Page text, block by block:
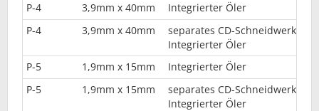
P-4
3,9mm x 40mm
Integrierter Öler
P-4
3,9mm x 40mm
separates CD-Schneidwerk
Integrierter Öler
P-5
1,9mm x 15mm
Integrierter Öler
P-5
1,9mm x 15mm
separates CD-Schneidwerk
Integrierter Öler